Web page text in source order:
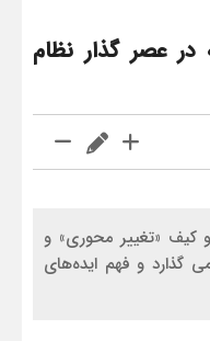
عصر گذار نظام
کیف «تغییر محوری» و
گذارد و فهم ایده‌­های